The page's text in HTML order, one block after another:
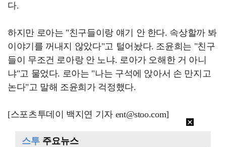
다.
하지만 로아는 "친구들이랑 얘기 안 한다. 속상할까 봐
이야기를 꺼내지 않았다"고 털어놨다. 조윤희는 "친구
들이 무조건 로아랑 안 노냐. 로아가 오해한 거 아니
냐"고 물었다. 로아는 "나는 구석에 앉아서 손 만지고
논다"고 말해 조윤희가 걱정했다.
[스포츠투데이 백지연 기자 ent@stoo.com]
스투 주요뉴스